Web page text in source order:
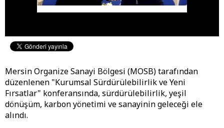
Mersin Organize Sanayi Bölgesi (MOSB) tarafından
düzenlenen "Kurumsal Sürdürülebilirlik ve Yeni
Fırsatlar" konferansında, sürdürülebilirlik, yeşil
dönüşüm, karbon yönetimi ve sanayinin geleceği ele
alındı.